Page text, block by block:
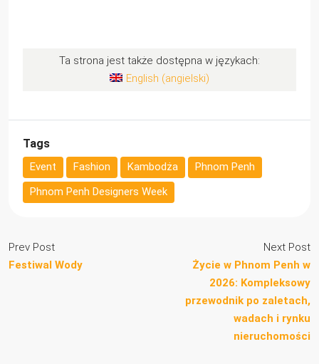
Ta strona jest także dostępna w językach:
English (angielski)
Tags
Event Fashion Kambodża
Phnom Penh
Phnom Penh Designers Week
Prev Post
Festiwal Wody
Next Post
Życie w Phnom Penh w
2026: Kompleksowy
przewodnik po zaletach,
wadach i rynku
nieruchomości